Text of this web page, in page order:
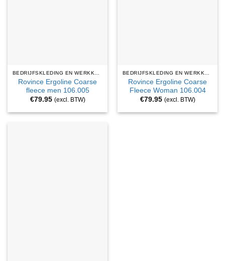
Rovince Ergoline Coarse
fleece men 106.005
€79.95 (excl. BTW)
Rovince Ergoline Coarse
Fleece Woman 106.004
€79.95 (excl. BTW)